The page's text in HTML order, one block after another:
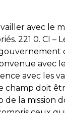
avec le
221 0. CI –
avec le
avec les
champ doit
de la mission